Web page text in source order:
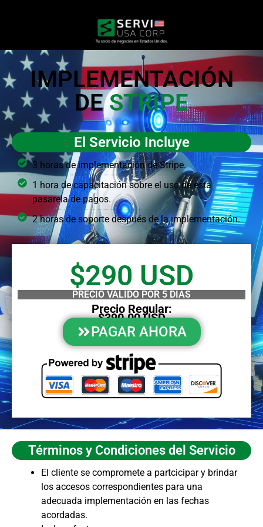
IMPLEMENTACIÓN
DESTRIPE
El Servicio Incluye
3 horas de implementación de Stripe.
1 hora de capacitación sobre el uso de esta
pasarela de pagos.
2 horas de soporte después de la implementación.
$290 USD
PRECIO VÁLIDO POR 5 DÍAS
Precio Regular:
$390.00 USD
PAGAR AHORA
Términos y Condiciones del Servicio
El cliente se compromete a partcicipar y brindar
los accesos correspondientes para una
adecuada implementación en las fechas
acordadas.